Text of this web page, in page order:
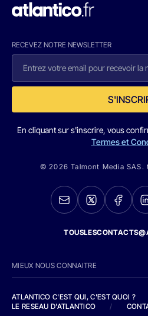
RECEVEZ NOTRE NEWSLETTER
En cliquant sur s'inscrire, vous
Termes et
© 2026 Talmont Media
MIEUX NOUS CONNAITRE
ATLANTICO C'EST QUI, C'EST QUOI ?
LE RESEAU D'ATLANTICO
/